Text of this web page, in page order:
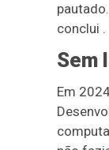
conclui .
Sem
Em